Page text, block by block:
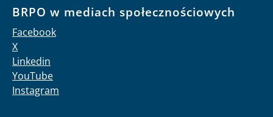
BRPO w mediach społecznościowych
Facebook
X
Linkedin
YouTube
Instagram